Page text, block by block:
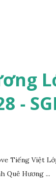
-
Tiếng Việt
Quê Hương ...